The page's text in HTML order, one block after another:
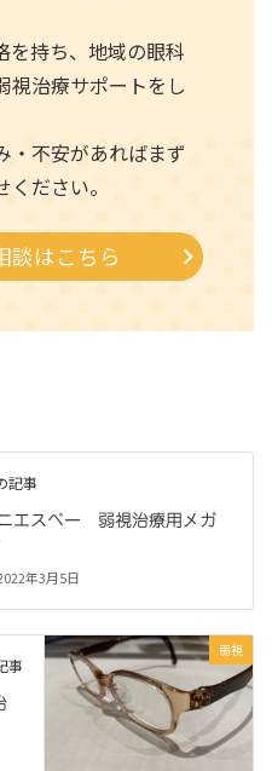
を持ち、地域の眼科
視治療サポートをし
・不安があればまず
ださい。
談はこちら
記事
エスベー 弱視治療用メガ
年3月5日
弱視
事